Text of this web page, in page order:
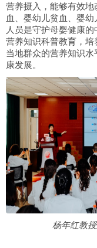
营养摄入，能够有效
血、婴幼儿贫血、婴
人员是守护母婴健康
营养知识科普教育，
当地群众的营养知识
康发展。
杨年红教